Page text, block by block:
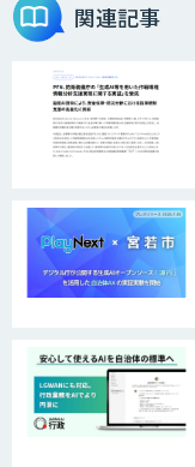
関連記事